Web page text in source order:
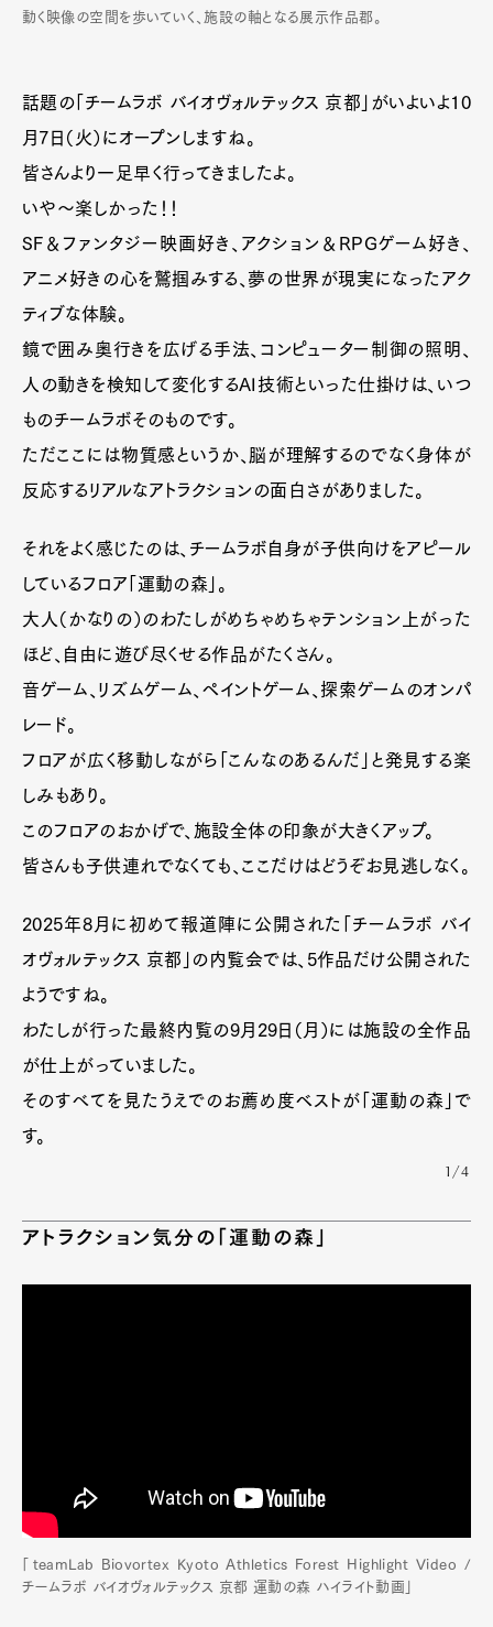
動く映像の空間を歩いていく、施設の軸となる展示作品郡。
話題の「チームラボ バイオヴォルテックス 京都」がいよいよ10
月7日（火）にオープンしますね。
皆さんより一足早く行ってきましたよ。
いや〜楽しかった！！
SF＆ファンタジー映画好き、アクション＆RPGゲーム好き、
アニメ好きの心を鷲掴みする、夢の世界が現実になったアク
ティブな体験。
鏡で囲み奥行きを広げる手法、コンピューター制御の照明、
人の動きを検知して変化するAI技術といった仕掛けは、いつ
ものチームラボそのものです。
ただここには物質感というか、脳が理解するのでなく身体が
反応するリアルなアトラクションの面白さがありました。
それをよく感じたのは、チームラボ自身が子供向けをアピール
しているフロア「運動の森」。
大人（かなりの）のわたしがめちゃめちゃテンション上がった
ほど、自由に遊び尽くせる作品がたくさん。
音ゲーム、リズムゲーム、ペイントゲーム、探索ゲームのオンパ
レード。
フロアが広く移動しながら「こんなのあるんだ」と発見する楽
しみもあり。
このフロアのおかげで、施設全体の印象が大きくアップ。
皆さんも子供連れでなくても、ここだけはどうぞお見逃しなく。
2025年8月に初めて報道陣に公開された「チームラボ バイ
オヴォルテックス 京都」の内覧会では、5作品だけ公開された
ようですね。
わたしが行った最終内覧の9月29日（月）には施設の全作品
が仕上がっていました。
そのすべてを見たうえでのお薦め度ベストが「運動の森」で
す。
1/4
アトラクション気分の「運動の森」
「teamLab Biovortex Kyoto Athletics Forest Highlight Video /
チームラボ バイオヴォルテックス 京都 運動の森 ハイライト動画」